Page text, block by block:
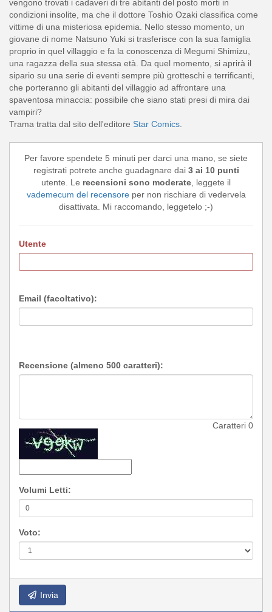
vengono trovati i cadaveri di tre abitanti del posto morti in
condizioni insolite, ma che il dottore Toshio Ozaki classifica come
vittime di una misteriosa epidemia. Nello stesso momento, un
giovane di nome Natsuno Yuki si trasferisce con la sua famiglia
proprio in quel villaggio e fa la conoscenza di Megumi Shimizu,
una ragazza della sua stessa età. Da quel momento, si aprirà il
sipario su una serie di eventi sempre più grotteschi e terrificanti,
che porteranno gli abitanti del villaggio ad affrontare una
spaventosa minaccia: possibile che siano stati presi di mira dai
vampiri?
Trama tratta dal sito dell'editore Star Comics
Per favore spendete 5 minuti per darci una mano, se siete
registrati potrete anche guadagnare dai 3 ai 10 punti
utente. Le recensioni sono moderate , leggete il
vademecum del recensoreper non rischiare di vedervela
disattivata. Mi raccomando, leggetelo ;-)
Utente
Email (facoltativo):
Recensione (almeno 500 caratteri):
Caratteri 0
Volumi Letti:
Voto:
Invia